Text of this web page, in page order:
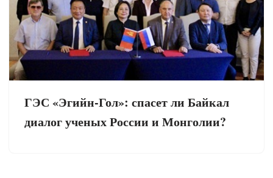
ГЭС «Эгийн-Гол»: спасет ли Байкал
диалог ученых России и Монголии?